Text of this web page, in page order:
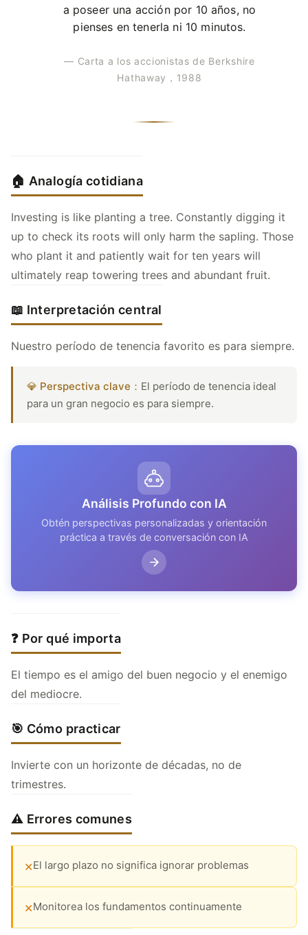
a poseer una acción por 10 años, no
pienses en tenerla ni 10 minutos.
— Carta a los accionistas de Berkshire
Hathaway，1988
🏠 Analogía cotidiana
Investing is like planting a tree. Constantly digging it
up to check its roots will only harm the sapling. Those
who plant it and patiently wait for ten years will
ultimately reap towering trees and abundant fruit.
📖 Interpretación central
Nuestro período de tenencia favorito es para siempre.
💎 Perspectiva clave： El período de tenencia ideal
para un gran negocio es para siempre.
Análisis Profundo con IA
Obtén perspectivas personalizadas y orientación
práctica a través de conversación con IA
❓ Por qué importa
El tiempo es el amigo del buen negocio y el enemigo
del mediocre.
🎯 Cómo practicar
Invierte con un horizonte de décadas, no de
trimestres.
⚠️ Errores comunes
✕El largo plazo no significa ignorar problemas
✕Monitorea los fundamentos continuamente